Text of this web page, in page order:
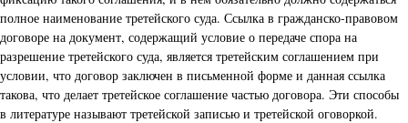
полное наименование третейского суда. Ссылка в гражданско-правовом
договоре на документ, содержащий условие о передаче спора на
разрешение третейского суда, является третейским соглашением при
условии, что договор заключен в письменной форме и данная ссылка
такова, что делает третейское соглашение частью договора. Эти способы
в литературе называют третейской записью и третейской оговоркой.